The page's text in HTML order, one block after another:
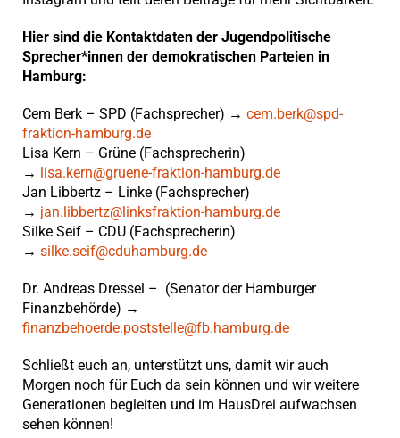
Hier sind die Kontaktdaten der Jugendpolitische
Sprecher*innen der demokratischen Parteien in
Hamburg:
Cem Berk – SPD (Fachsprecher) → cem.berk@spd-
fraktion-hamburg.de
Lisa Kern – Grüne (Fachsprecherin)
→
lisa.kern@gruene-fraktion-hamburg.de
Jan Libbertz – Linke (Fachsprecher)
→ jan.libbertz@linksfraktion-hamburg.de
Silke Seif – CDU (Fachsprecherin)
→ silke.seif@cduhamburg.de
Dr. Andreas Dressel – (Senator der Hamburger
Finanzbehörde) →
finanzbehoerde.poststelle@fb.hamburg.de
Schließt euch an, unterstützt uns, damit wir auch
Morgen noch für Euch da sein können und wir weitere
Generationen begleiten und im HausDrei aufwachsen
sehen können!